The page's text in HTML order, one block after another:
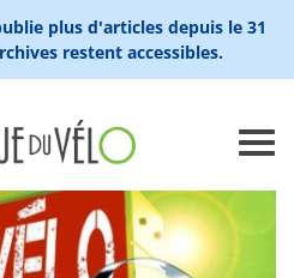
plus d'articles depuis le 31
restent accessibles.